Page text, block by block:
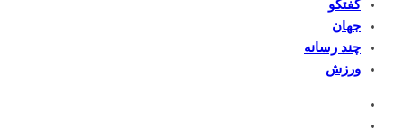
گفتگو
جهان
چند رسانه
ورزش